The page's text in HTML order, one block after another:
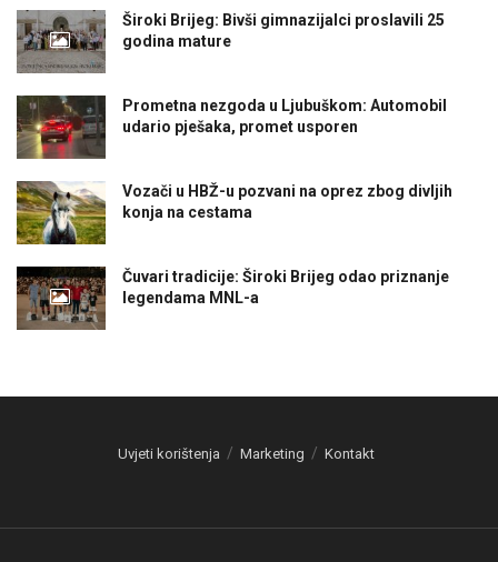
Široki Brijeg: Bivši gimnazijalci proslavili 25
godina mature
Prometna nezgoda u Ljubuškom: Automobil
udario pješaka, promet usporen
Vozači u HBŽ-u pozvani na oprez zbog divljih
konja na cestama
Čuvari tradicije: Široki Brijeg odao priznanje
legendama MNL-a
Uvjeti korištenja Marketing Kontakt